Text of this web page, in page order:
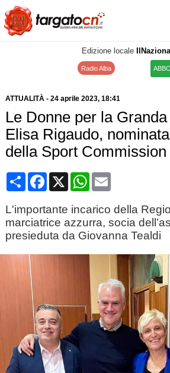
Edizione locale
Radio Alba
ATTUALITÀ- 24 aprile 2023, 18:41
Le Donne per la
Elisa Rigaudo,
della Sport Commission
CondividiFacebook
X WhatsApp
Email
L'importante incarico della
marciatrice azzurra, socia
presieduta da Giovanna Tealdi